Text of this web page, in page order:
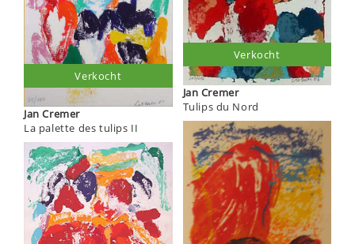
Jan Cremer
La palette des tulips II
Verkocht
Jan Cremer
Tulips du Nord
Verkocht